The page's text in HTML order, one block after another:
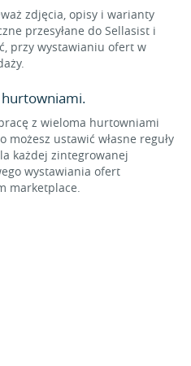
zdjęcia, opisy i warianty
przesyłane do Sellasist i
przy wystawianiu ofert w
z wieloma hurtowniami
możesz ustawić własne reguły
każdej zintegrowanej
wystawiania ofert
marketplace.